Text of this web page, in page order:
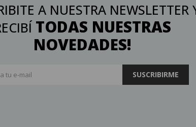
A NUESTRA NEWSLETTER
TODAS NUESTRAS
NOVEDADES!
SUSCRIBIRME